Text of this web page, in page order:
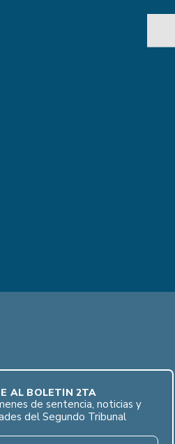
AL BOLETÍN 2TA
de sentencia, noticias y
del Segundo Tribunal